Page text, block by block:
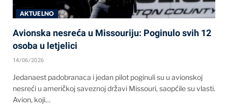
AKTUELNO
Avionska nesreća u Missouriju: Poginulo svih 12
osoba u letjelici
14/06/2026
Jedanaest padobranaca i jedan pilot poginuli su u avionskoj
nesreći u američkoj saveznoj državi Missouri, saopćile su vlasti.
Avion, koji…